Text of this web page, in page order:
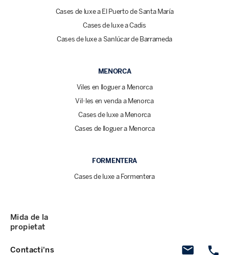
Cases de luxe a El Puerto de Santa María
Cases de luxe a Cadis
Cases de luxe a Sanlúcar de Barrameda
MENORCA
Viles en lloguer a Menorca
Vil·les en venda a Menorca
Cases de luxe a Menorca
Cases de lloguer a Menorca
FORMENTERA
Cases de luxe a Formentera
Contacti'ns
Mida de la
propietat